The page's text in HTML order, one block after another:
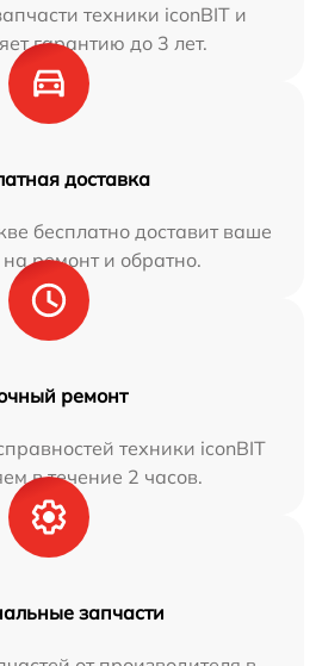
техники iconBIT и
гарантию до 3 лет.
доставка
бесплатно доставит ваше
на ремонт и обратно.
ремонт
техники iconBIT
в течение 2 часов.
запчасти